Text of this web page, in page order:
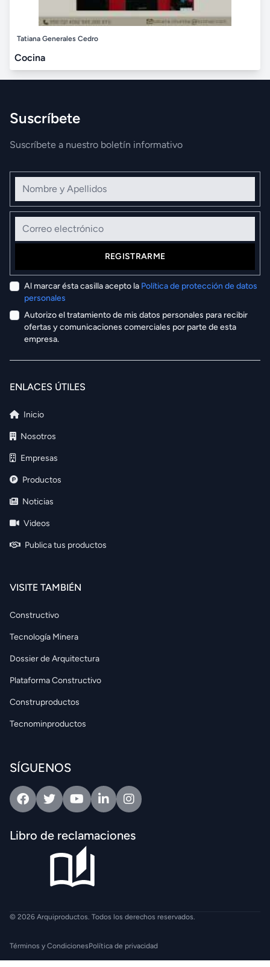
Tatiana Generales Cedro
Cocina
Suscríbete
Suscríbete a nuestro boletín informativo
Nombre y Apellidos
Correo electrónico
REGISTRARME
Al marcar ésta casilla acepto la Política de protección de datos
personales
Autorizo el tratamiento de mis datos personales para recibir
ofertas y comunicaciones comerciales por parte de esta
empresa.
ENLACES ÚTILES
Inicio
Nosotros
Empresas
Productos
Noticias
Videos
Publica tus productos
VISITE TAMBIÉN
Constructivo
Tecnología Minera
Dossier de Arquitectura
Plataforma Constructivo
Construproductos
Tecnominproductos
SÍGUENOS
FacebookTwitterYoutubeLinkedinIntagram
Libro de reclamaciones
© 2026 Arquiproductos. Todos los derechos reservados.
Términos y CondicionesPolítica de privacidad